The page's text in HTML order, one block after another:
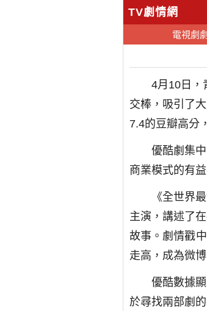
TV劇情網
電視劇
4月10日，
交棒，吸引了
7.4的豆瓣高分
優酷劇集
商業模式的有益
《全世界
主演，講述了
故事。劇情戳
走高，成為微
優酷數據
於尋找兩部劇